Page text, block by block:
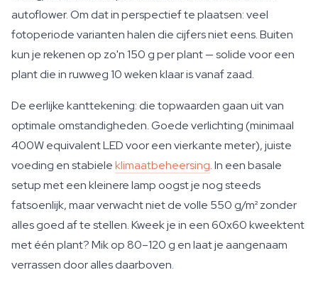
autoflower. Om dat in perspectief te plaatsen: veel
fotoperiode varianten halen die cijfers niet eens. Buiten
kun je rekenen op zo'n 150 g per plant — solide voor een
plant die in ruwweg 10 weken klaar is vanaf zaad.
De eerlijke kanttekening: die topwaarden gaan uit van
optimale omstandigheden. Goede verlichting (minimaal
400W equivalent LED voor een vierkante meter), juiste
voeding en stabieleklimaatbeheersing. In een basale
setup met een kleinere lamp oogst je nog steeds
fatsoenlijk, maar verwacht niet de volle 550 g/m² zonder
alles goed af te stellen. Kweek je in een 60x60 kweektent
met één plant? Mik op 80–120 g en laat je aangenaam
verrassen door alles daarboven.